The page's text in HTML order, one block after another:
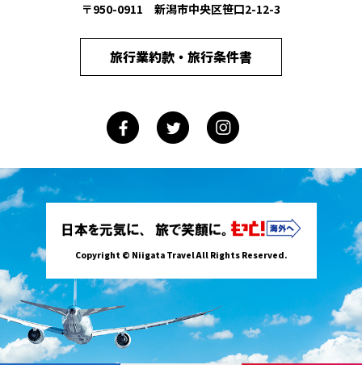
〒950-0911 新潟市中央区笹口2-12-3
旅行業約款・旅行条件書
Copyright © Niigata Travel All Rights Reserved.